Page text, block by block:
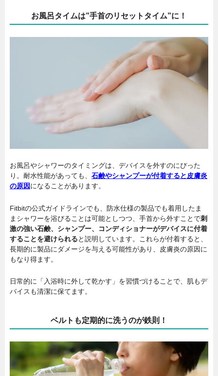
お風呂タイムは”手首のリセットタイム”に！
お風呂やシャワーのタイミングは、デバイスを外すのにぴった
り。耐水性能があっても、 石鹸やシャンプーが付着すると皮膚炎
の原因になることがあります。
Fitbitの公式ガイドラインでも、防水仕様の製品でも着用したま
まシャワーを浴びることは可能としつつ、手首から外すことで刺
激の強い石鹸、シャンプー、コンディショナーがデバイスに付着
することを避けられると説明しています。これらが付着すると、
長期的に製品にダメージを与える可能性があり、皮膚炎の原因に
もなり得ます。
日常的に「入浴時に外して乾かす」を習慣づけることで、肌もデ
バイスも清潔に保てます。
ベルトも定期的に洗うのが鉄則！